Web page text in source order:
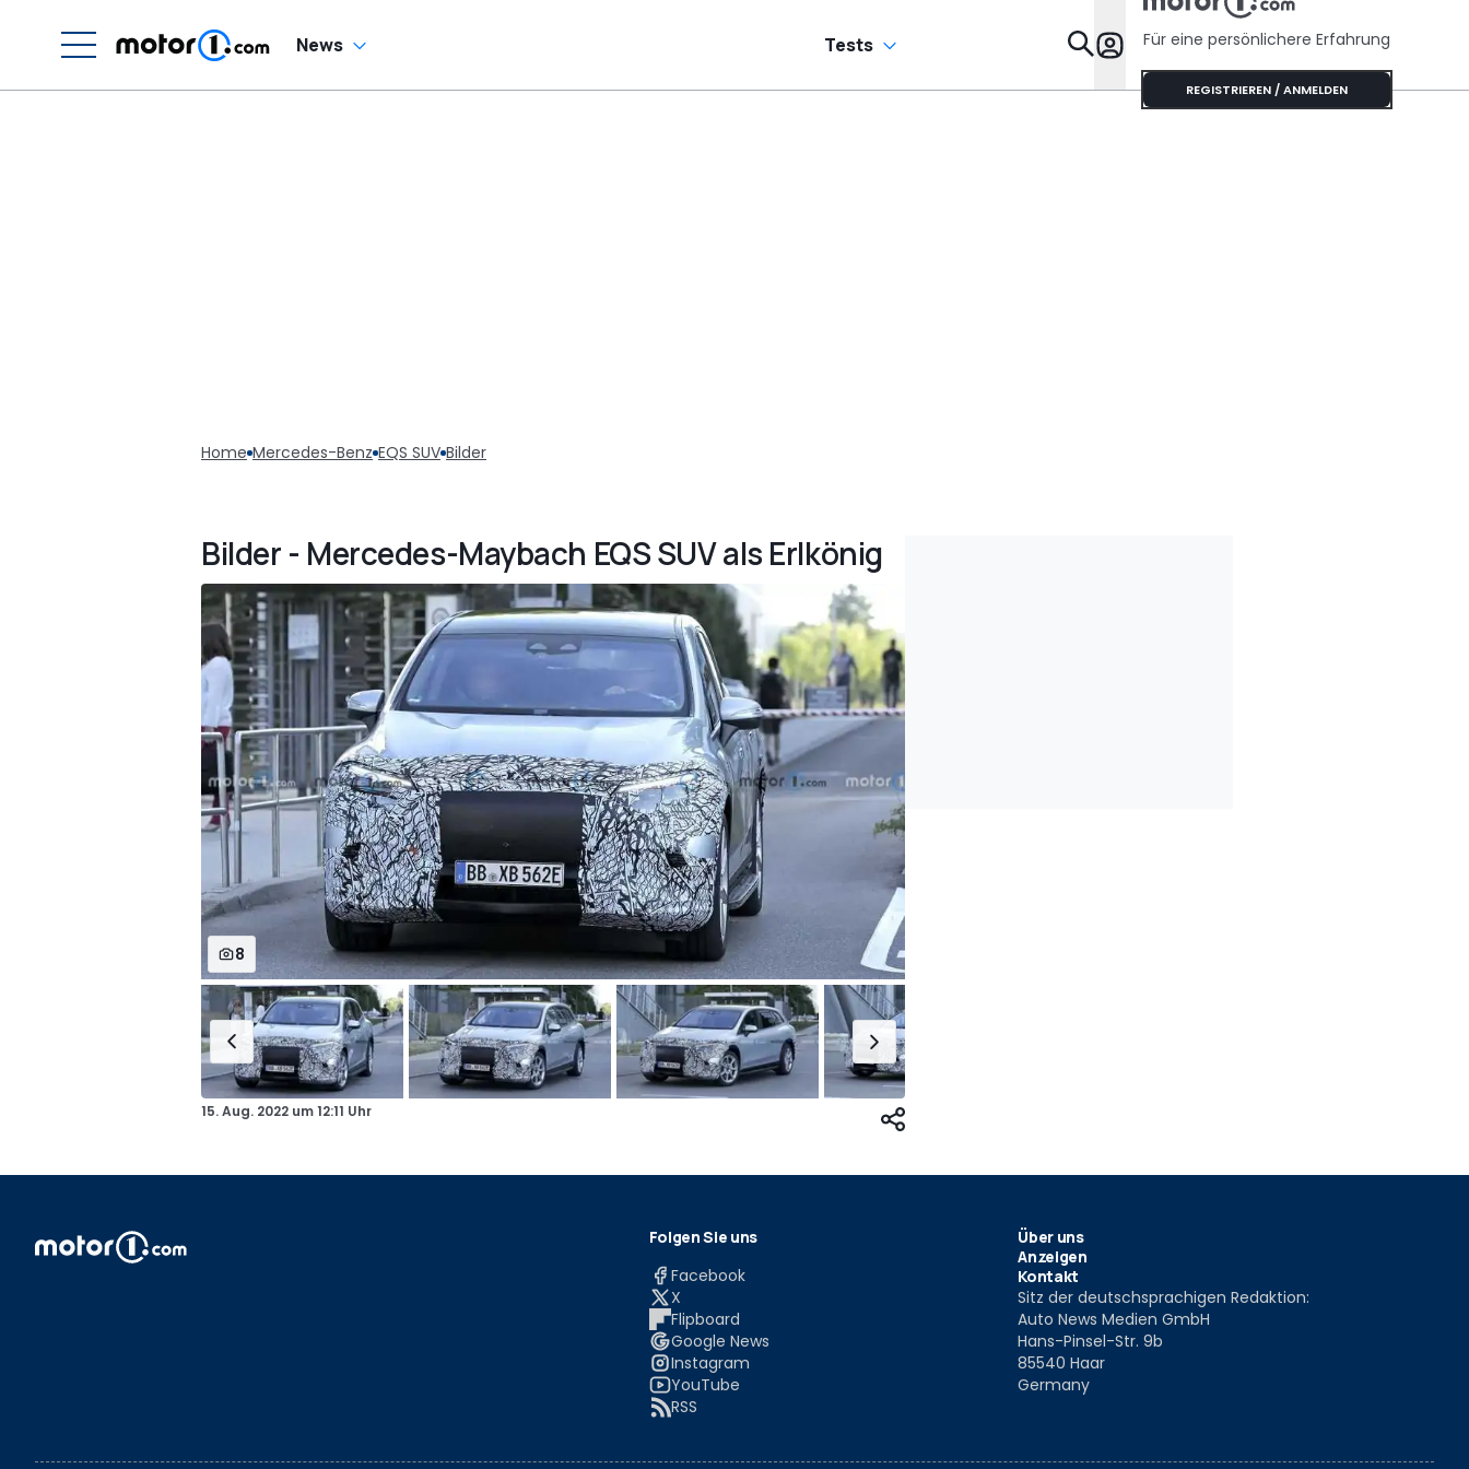
News Tests Specials
Für eine persönlichere Erfahrung
REGISTRIEREN / ANMELDEN
Home Mercedes-Benz EQS SUV Bilder
Bilder - Mercedes-Maybach EQS SUV als Erlkönig
8
15. Aug. 2022 um12:11 Uhr
Folgen Sie uns
Facebook
X
Flipboard
Google News
Instagram
YouTube
RSS
Über uns
Anzeigen
Kontakt
Sitz der deutschsprachigen Redaktion:
Auto News Medien GmbH
Hans-Pinsel-Str. 9b
85540 Haar
Germany